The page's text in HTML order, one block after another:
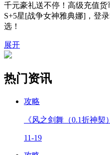
千元豪礼送不停！高级充值
S+5星[战争女神雅典娜]，登
选！
展开
热门资讯
攻略
《风之剑舞（0.1折神契
11-19